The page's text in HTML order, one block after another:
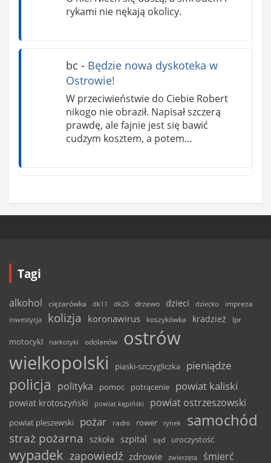
rykami nie nękają okolicy.
bc - Będzie nowa dyskoteka w
Ostrowie!
W przeciwieństwie do Ciebie Robert
nikogo nie obraził. Napisał szczerą
prawdę, ale fajnie jest się bawić
cudzym kosztem, a potem…
Tagi
alkohol ciężarówka dk11 dk25 drzewo dzieci dziecko
impreza
inwestycja
kolizja koronawirus koszykówka kradzież lpr
motocykl narkotyki odolanów
ostrów
wielkopolski
piaski-szczygliczka pieniądze
policja polityka pomoc potrącenie powiat kaliski
powiat krotoszyński powiat kępiński powiat ostrzeszowski
powiat pleszewski pożar radni rower rynek samochód
straż pożarna szkoła szpital sąd uroczystość
wypadek zapowiedź zdrowie zwierzęta śmierć